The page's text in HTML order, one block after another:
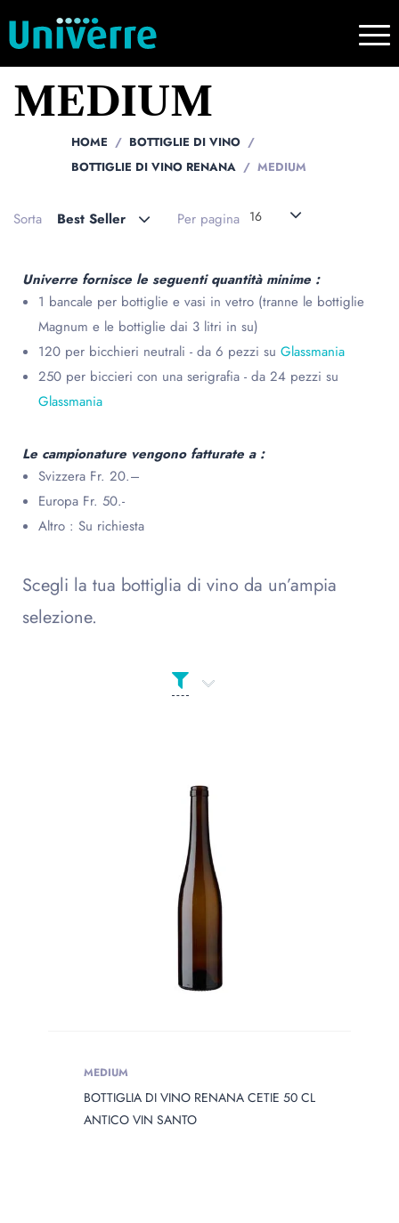
MEDIUM
HOME
BOTTIGLIE DI VINO
BOTTIGLIE DI VINO RENANA
MEDIUM
Sorta Best Seller Per pagina 16
Univerre fornisce le seguenti quantità minime :
1 bancale per bottiglie e vasi in vetro (tranne le bottiglie
Magnum e le bottiglie dai 3 litri in su)
120 per bicchieri neutrali - da 6 pezzi su Glassmania
250 per biccieri con una serigrafia - da 24 pezzi su
Glassmania
Le campionature vengono fatturate a :
Svizzera Fr. 20.–
Europa Fr. 50.-
Altro : Su richiesta
Scegli la tua bottiglia di vino da un’ampia
selezione.
PRODOTTO
MEDIUM
BOTTIGLIA DI VINO RENANA CETIE 50 CL
ANTICO VIN SANTO